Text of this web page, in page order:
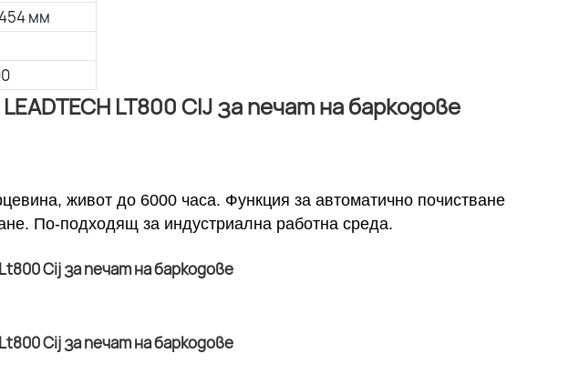
мм
LT800 CIJ за печат на баркодове
живот до 6000 часа. Функция за автоматично почистване
По-подходящ за индустриална работна среда.